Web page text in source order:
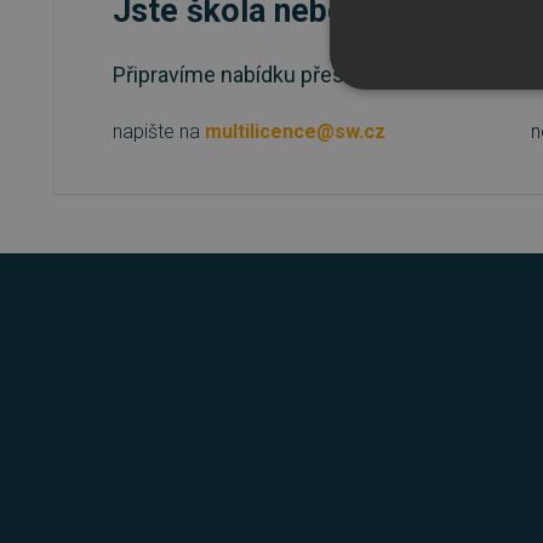
Jste škola nebo státní
Připravíme nabídku přesně podle vašich
napište na multilicence@sw.cz
NEZBYTNĚ
Nezbytně nutné soubory